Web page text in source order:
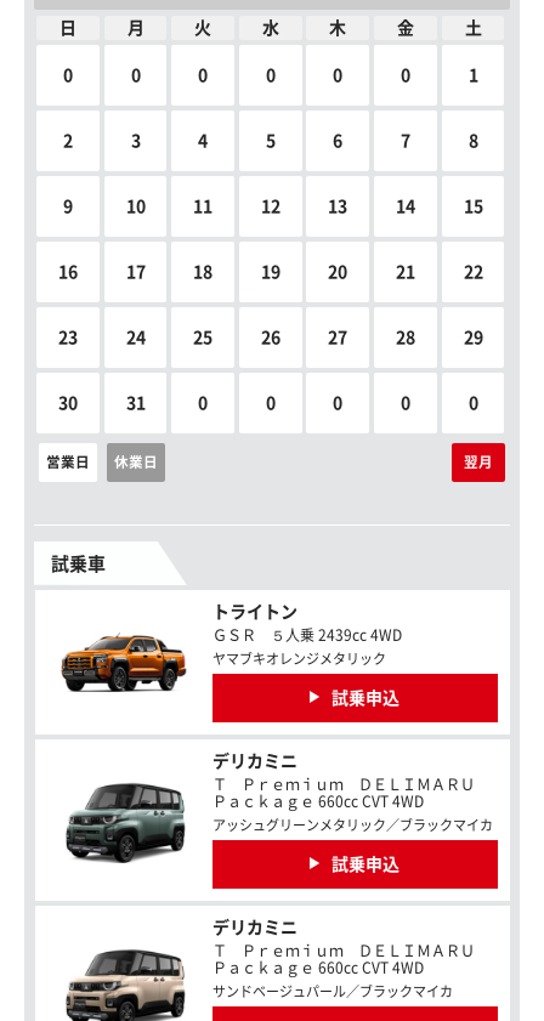
日 月 火 水 木 金 土
0 0 0 0 0 0 1
2 3 4 5 6 7 8
9 10 11 12 13 14 15
16 17 18 19 20 21 22
23 24 25 26 27 28 29
30 31 0 0 0 0 0
営業日 休業日 翌月
試乗車
トライトン
ＧＳＲ ５人乗 2439cc 4WD
ヤマブキオレンジメタリック
試乗申込
デリカミニ
Ｔ Ｐｒｅｍｉｕｍ ＤＥＬＩＭＡＲＵ
Ｐａｃｋａｇｅ 660cc CVT 4WD
アッシュグリーンメタリック／ブラックマイカ
試乗申込
デリカミニ
Ｔ Ｐｒｅｍｉｕｍ ＤＥＬＩＭＡＲＵ
Ｐａｃｋａｇｅ 660cc CVT 4WD
サンドベージュパール／ブラックマイカ